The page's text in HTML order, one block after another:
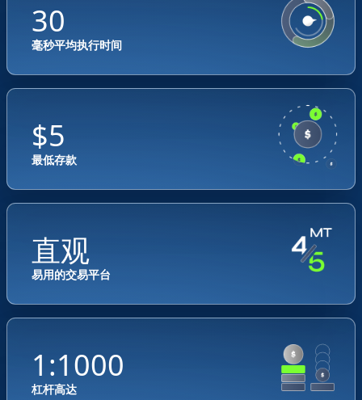
30
毫秒平均执行时间
$5
最低存款
直观
易用的交易平台
1:1000
杠杆高达